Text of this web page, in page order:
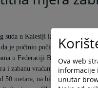
suda u Kalesiji izrekao je
da je počinio počinio radnje
u Federaciji BiH(“Sl. novine
i zabanu vraćanja u stan,
50 metara, na bilo kom
Ova web
informacije
unutar